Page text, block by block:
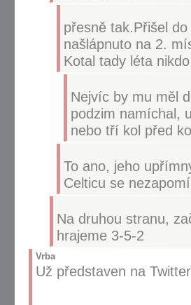
přesně tak.Přišel
našlápnuto na 2.
Kotal tady léta
Nejvíc by mu měl
podzim namíchal,
nebo tří kol před
To ano, jeho
Celticu se
Na druhou stranu,
hrajeme 3-5-2
Vrba
Už představen na